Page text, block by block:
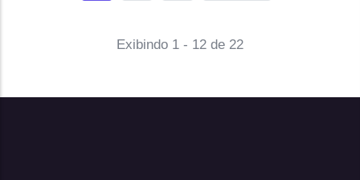
Exibindo 1 - 12 de 22